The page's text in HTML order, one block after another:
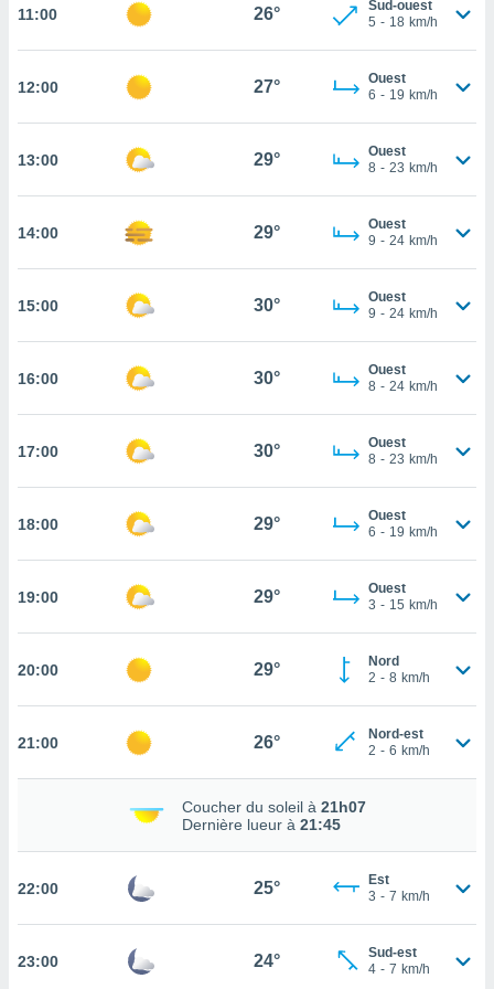
à
de
les
pas
à
cas,
ne
11:00 26°
Sud-ouest
5 - 18 km/h
12:00 27°
Ouest
6 - 19 km/h
13:00 29°
Ouest
8 - 23 km/h
14:00 29°
Ouest
9 - 24 km/h
15:00 30°
Ouest
9 - 24 km/h
16:00 30°
Ouest
8 - 24 km/h
17:00 30°
Ouest
8 - 23 km/h
18:00 29°
Ouest
6 - 19 km/h
19:00 29°
Ouest
3 - 15 km/h
20:00 29°
Nord
2 - 8 km/h
21:00 26°
Nord-est
2 - 6 km/h
Coucher du soleil à 21h07
Dernière lueur à 21:45
22:00 25°
Est
3 - 7 km/h
23:00 24°
Sud-est
4 - 7 km/h